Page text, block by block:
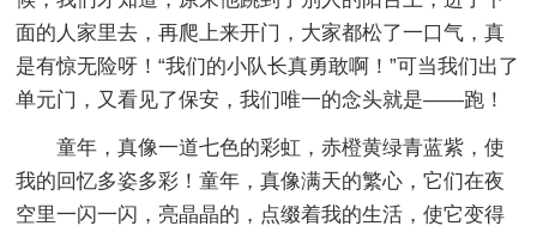
面的人家里去，再爬上来开门，大家都松了一口气，真
是有惊无险呀！“我们的小队长真勇敢啊！”可当我们出了
单元门，又看见了保安，我们唯一的念头就是——跑！
童年，真像一道七色的彩虹，赤橙黄绿青蓝紫，使
我的回忆多姿多彩！童年，真像满天的繁心，它们在夜
空里一闪一闪，亮晶晶的，点缀着我的生活，使它变得